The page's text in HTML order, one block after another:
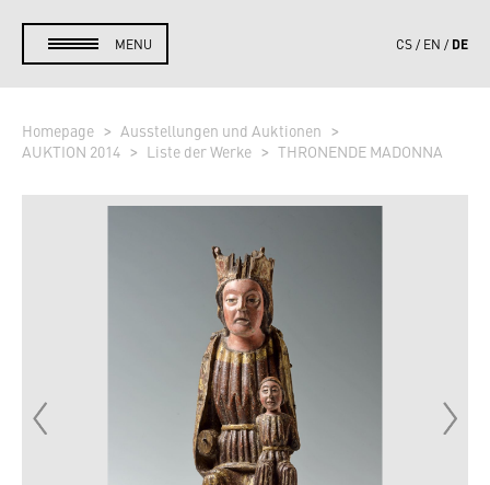
MENU CS EN DE
Homepage
Ausstellungen und Auktionen
AUKTION 2014
Liste der Werke THRONENDE MADONNA